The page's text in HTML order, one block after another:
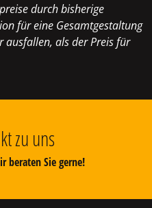
durch bisherige
für eine Gesamtgestaltung
ausfallen, als der Preis für
zu uns
beraten Sie gerne!